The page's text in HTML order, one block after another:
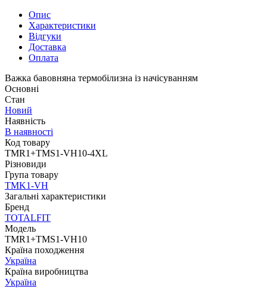
Опис
Характеристики
Відгуки
Доставка
Оплата
Важка бавовняна термобілизна із начісуванням
Основні
Стан
Новий
Наявність
В наявності
Код товару
TMR1+TMS1-VH10-4XL
Різновиди
Група товару
TMK1-VH
Загальні характеристики
Бренд
TOTALFIT
Модель
TMR1+TMS1-VH10
Країна походження
Україна
Країна виробництва
Україна